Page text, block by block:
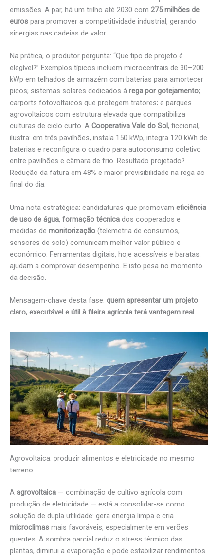
emissões. A par, há um trilho até 2030 com 275 milhões de
euros para promover a competitividade industrial, gerando
sinergias nas cadeias de valor.
Na prática, o produtor pergunta: “Que tipo de projeto é
elegível?” Exemplos típicos incluem microcentrais de 30–200
kWp em telhados de armazém com baterias para amortecer
picos; sistemas solares dedicados à rega por gotejamento;
carports fotovoltaicos que protegem tratores; e parques
agrovoltaicos com estrutura elevada que compatibiliza
culturas de ciclo curto. A Cooperativa Vale do Sol, ficcional,
ilustra: em três pavilhões, instala 150 kWp, integra 120 kWh de
baterias e reconfigura o quadro para autoconsumo coletivo
entre pavilhões e câmara de frio. Resultado projetado?
Redução da fatura em 48% e maior previsibilidade na rega ao
final do dia.
Uma nota estratégica: candidaturas que promovam eficiência
de uso de água, formação técnica dos cooperados e
medidas de monitorização (telemetria de consumos,
sensores de solo) comunicam melhor valor público e
económico. Ferramentas digitais, hoje acessíveis e baratas,
ajudam a comprovar desempenho. E isto pesa no momento
da decisão.
Mensagem-chave desta fase: quem apresentar um projeto
claro, executável e útil à fileira agrícola terá vantagem real.
Agrovoltaica: produzir alimentos e eletricidade no mesmo
terreno
A agrovoltaica — combinação de cultivo agrícola com
produção de eletricidade — está a consolidar-se como
solução de dupla utilidade: gera energia limpa e cria
microclimas mais favoráveis, especialmente em verões
quentes. A sombra parcial reduz o stress térmico das
plantas, diminui a evaporação e pode estabilizar rendimentos